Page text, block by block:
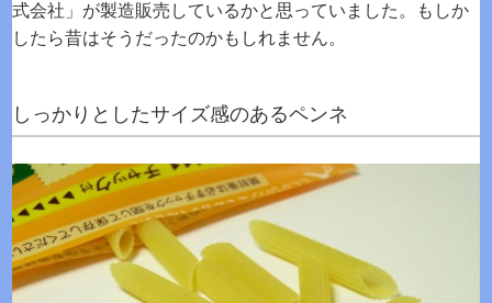
式会社」が製造販売しているかと思っていました。もしか
したら昔はそうだったのかもしれません。
しっかりとしたサイズ感のあるペンネ